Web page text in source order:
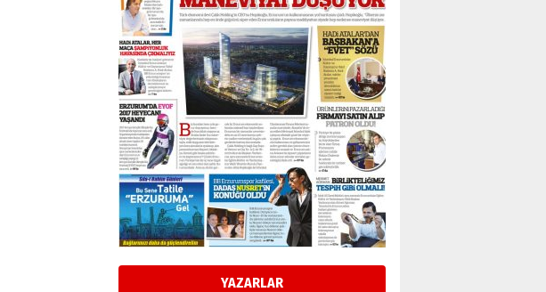
YAZARLAR
bir vizyon proje daha!
02 Ağustos 2026 Pazar
Kadir SABUNCUOĞLU
Erzurumspor’un köşe taşları
29 Haziran 2026 Pazartesi
Kenan GÜLERCİ
Murat Şahsuvaroğlu ERKON’da
çıtayı yukarı taşırken,
yönetimdekiler aşağı
çekmemeli!
17 Şubat 2026 SalıOrhan BOZKURT
Bir fotoğraf, bir şehir, bir
gazeteci… Dizginler kimin
elinde?